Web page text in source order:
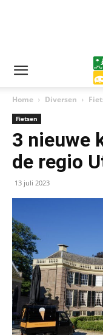
Home Diversen
Fietsen
3 nieuwe
de regio
13 juli 2023